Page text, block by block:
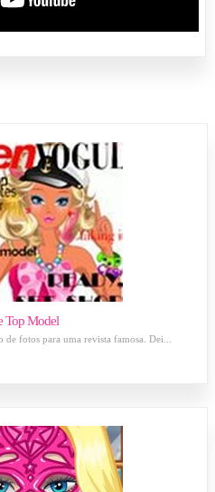
Top Model
de fotos para uma revista famosa. Dei...